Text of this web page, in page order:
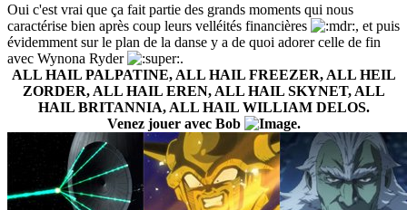
Oui c'est vrai que ça fait partie des grands moments qui nous
caractérise bien après coup leurs velléités financières
, et puis
évidemment sur le plan de la danse y a de quoi adorer celle de fin
avec Wynona Ryder
.
ALL HAIL PALPATINE, ALL HAIL FREEZER, ALL HEIL
ZORDER, ALL HAIL EREN, ALL HAIL SKYNET, ALL
HAIL BRITANNIA, ALL HAIL WILLIAM DELOS.
Venez jouer avec Bob
.